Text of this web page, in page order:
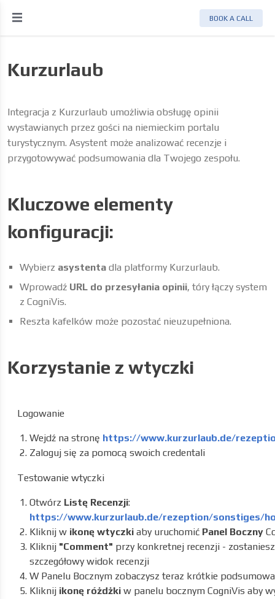
BOOK A CALL
Kurzurlaub
Integracja z Kurzurlaub umożliwia obsługę opinii
wystawianych przez gości na niemieckim portalu
turystycznym. Asystent może analizować recenzje i
przygotowywać podsumowania dla Twojego zespołu.
Kluczowe elementy
konfiguracji:
Wybierz asystenta dla platformy Kurzurlaub.
Wprowadź URL do przesyłania opinii, tóry łączy system
z CogniVis.
Reszta kafelków może pozostać nieuzupełniona.
Korzystanie z wtyczki
Logowanie
Wejdź na stronę https://www.kurzurlaub.de/
Zaloguj się za pomocą swoich credentali
Testowanie wtyczki
Otwórz Listę Recenzji:
https://www.kurzurlaub.de/rezeption/sonstiges/
Kliknij w ikonę wtyczki aby uruchomić Panel Boczny
Kliknij "Comment" przy konkretnej recenzji -
szczegółowy widok recenzji
W Panelu Bocznym zobaczysz teraz krótkie
Kliknij ikonę różdżki w panelu bocznym CogniVis aby